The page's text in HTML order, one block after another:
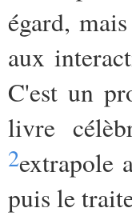
égard,
aux
C'est un
livre
2extrapole
puis le